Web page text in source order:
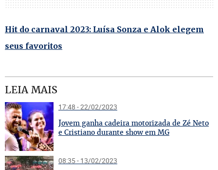
Hit do carnaval 2023: Luísa Sonza e Alok elegem
seus favoritos
LEIA MAIS
17:48 - 22/02/2023
Jovem ganha cadeira motorizada de Zé Neto
e Cristiano durante show em MG
08:35 - 13/02/2023